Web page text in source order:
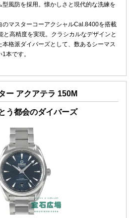
風防を採用。懐かしさと現代的な洗練を
のマスターコーアクシャルCal.8400を搭載
と高精度を実現。クラシカルなデザインと
格派ダイバーズとして、数あるシーマス
本です。
ー アクアテラ 150M
う都会のダイバーズ